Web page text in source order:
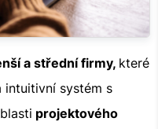
a střední firmy, které
intuitivní systém s
projektového